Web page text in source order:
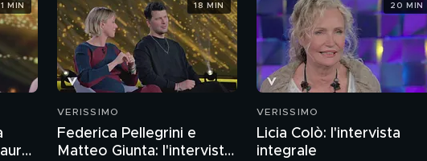
1 MIN
VERISSIMO
Federica Pellegrini e
Matteo Giunta: l'intervista
18 MIN
VERISSIMO
Licia Colò: l'intervista
integrale
20 MIN